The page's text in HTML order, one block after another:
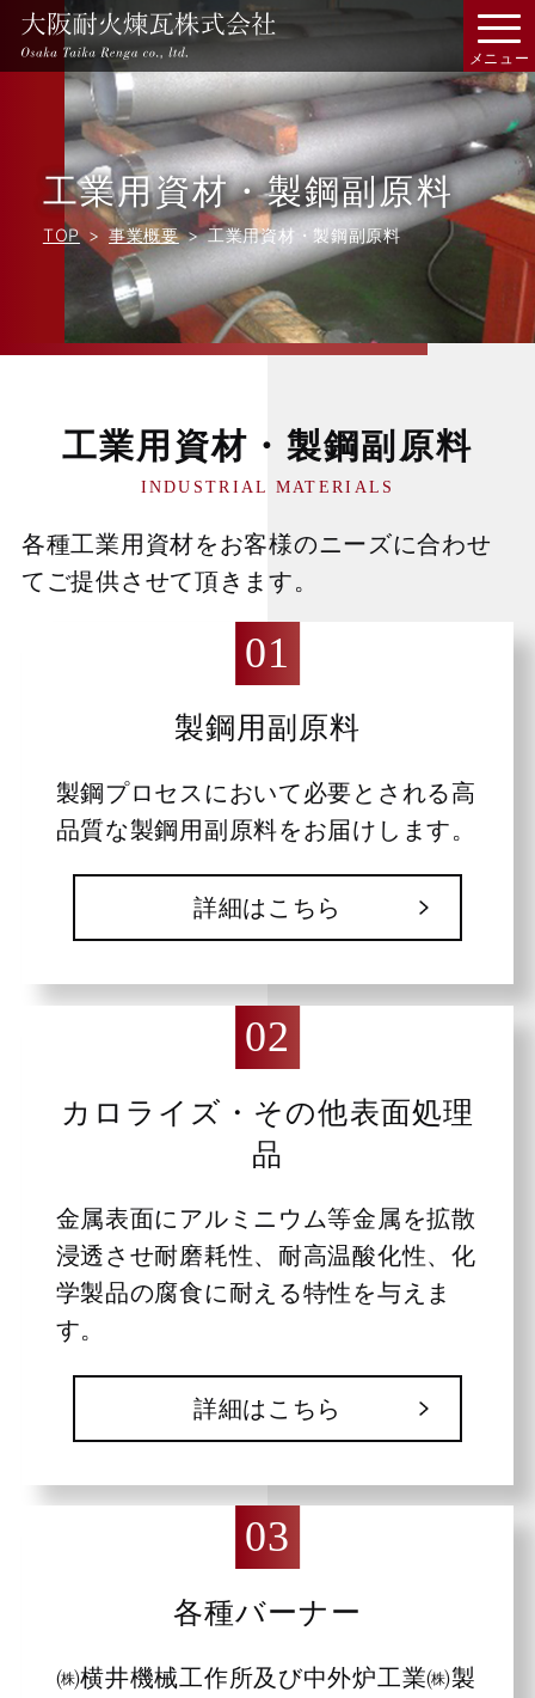
工業用資材・製鋼副原料
TOP 事業概要 工業用資材・製鋼副原料
工業用資材・製鋼副原料
INDUSTRIAL MATERIALS
各種工業用資材をお客様のニーズに合わせ
てご提供させて頂きます。
製鋼用副原料
製鋼プロセスにおいて必要とされる高
品質な製鋼用副原料をお届けします。
詳細はこちら
カロライズ・その他表面処理
品
金属表面にアルミニウム等金属を拡散
浸透させ耐磨耗性、耐高温酸化性、化
学製品の腐食に耐える特性を与えま
す。
詳細はこちら
各種バーナー
㈱横井機械工作所及び中外炉工業㈱製